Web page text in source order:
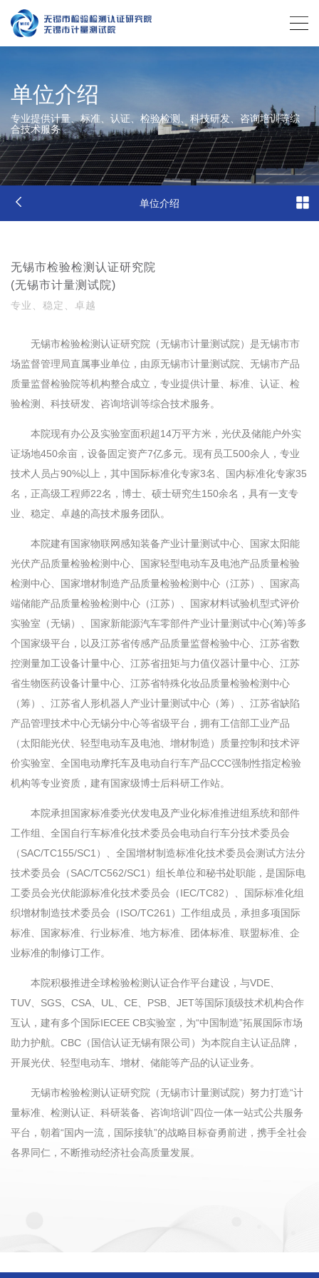
单位介绍
专业提供计量、标准、认证、检验检测、科技研发、咨询培训等综
合技术服务
单位介绍
无锡市检验检测认证研究院
(无锡市计量测试院)
专业、稳定、卓越
无锡市检验检测认证研究院（无锡市计量测试院）是无锡市市
场监督管理局直属事业单位，由原无锡市计量测试院、无锡市产品
质量监督检验院等机构整合成立，专业提供计量、标准、认证、检
验检测、科技研发、咨询培训等综合技术服务。
本院现有办公及实验室面积超14万平方米，光伏及储能户外实
证场地450余亩，设备固定资产7亿多元。现有员工500余人，专业
技术人员占90%以上，其中国际标准化专家3名、国内标准化专家35
名，正高级工程师22名，博士、硕士研究生150余名，具有一支专
业、稳定、卓越的高技术服务团队。
本院建有国家物联网感知装备产业计量测试中心、国家太阳能
光伏产品质量检验检测中心、国家轻型电动车及电池产品质量检验
检测中心、国家增材制造产品质量检验检测中心（江苏）、国家高
端储能产品质量检验检测中心（江苏）、国家材料试验机型式评价
实验室（无锡）、国家新能源汽车零部件产业计量测试中心(筹)等多
个国家级平台，以及江苏省传感产品质量监督检验中心、江苏省数
控测量加工设备计量中心、江苏省扭矩与力值仪器计量中心、江苏
省生物医药设备计量中心、江苏省特殊化妆品质量检验检测中心
（筹）、江苏省人形机器人产业计量测试中心（筹）、江苏省缺陷
产品管理技术中心无锡分中心等省级平台，拥有工信部工业产品
（太阳能光伏、轻型电动车及电池、增材制造）质量控制和技术评
价实验室、全国电动摩托车及电动自行车产品CCC强制性指定检验
机构等专业资质，建有国家级博士后科研工作站。
本院承担国家标准委光伏发电及产业化标准推进组系统和部件
工作组、全国自行车标准化技术委员会电动自行车分技术委员会
（SAC/TC155/SC1）、全国增材制造标准化技术委员会测试方法分
技术委员会（SAC/TC562/SC1）组长单位和秘书处职能，是国际电
工委员会光伏能源标准化技术委员会（IEC/TC82）、国际标准化组
织增材制造技术委员会（ISO/TC261）工作组成员，承担多项国际
标准、国家标准、行业标准、地方标准、团体标准、联盟标准、企
业标准的制修订工作。
本院积极推进全球检验检测认证合作平台建设，与VDE、
TUV、SGS、CSA、UL、CE、PSB、JET等国际顶级技术机构合作
互认，建有多个国际IECEE CB实验室，为“中国制造”拓展国际市场
助力护航。CBC（国信认证无锡有限公司）为本院自主认证品牌，
开展光伏、轻型电动车、增材、储能等产品的认证业务。
无锡市检验检测认证研究院（无锡市计量测试院）努力打造“计
量标准、检测认证、科研装备、咨询培训”四位一体一站式公共服务
平台，朝着“国内一流，国际接轨”的战略目标奋勇前进，携手全社会
各界同仁，不断推动经济社会高质量发展。